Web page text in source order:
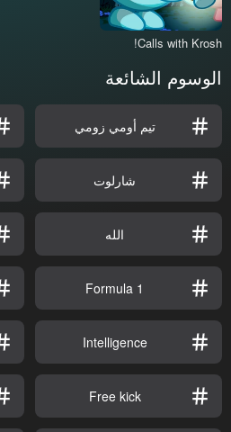
Calls with Krosh!
الوسوم الشائعة
تيم أومي زومي
شارلوت
الله
Formula 1
Intelligence
Free kick